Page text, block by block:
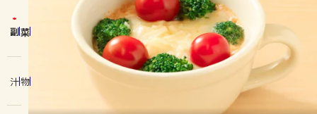
ホーム
コンテンツ
人気の食材・レシピ
きゅうり なす トマト
とうもろこし
ピーマン
みょうが ゴーヤ
副菜
汁物